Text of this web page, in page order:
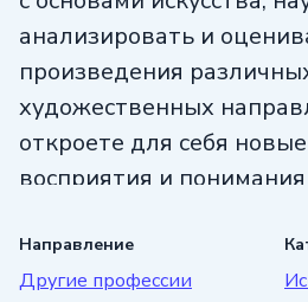
анализировать и
произведения
художественных
откроете для себя
восприятия и понимания
и креативным
стремится к развитию
Направление
Другие профессии